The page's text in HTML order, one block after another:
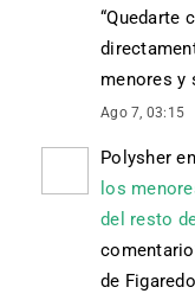
“Quedarte
menores y
Ago 7, 03:15
Polysher en
los
del resto
de